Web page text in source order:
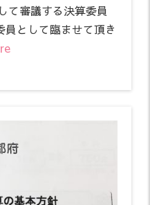
て審議する決算委員
として臨ませて頂き